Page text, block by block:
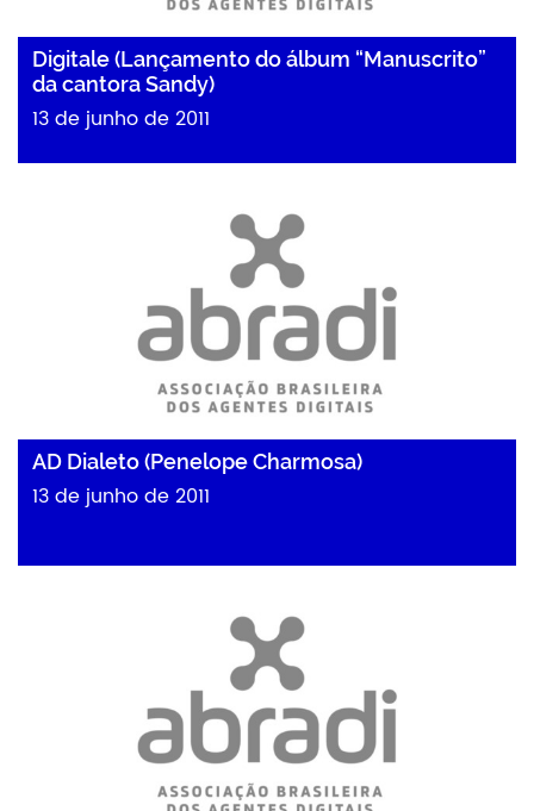
Digitale (Lançamento do álbum “Manuscrito”
da cantora Sandy)
13 de junho de 2011
AD Dialeto (Penelope Charmosa)
13 de junho de 2011